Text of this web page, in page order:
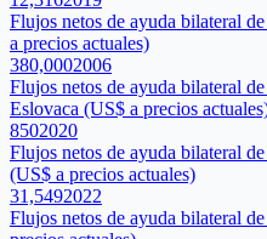
Flujos netos de ayuda bilateral
a precios actuales)
380,0002006
Flujos netos de ayuda bilateral
Eslovaca (US$ a precios
8502020
Flujos netos de ayuda bilateral
(US$ a precios actuales)
31,5492022
Flujos netos de ayuda bilateral